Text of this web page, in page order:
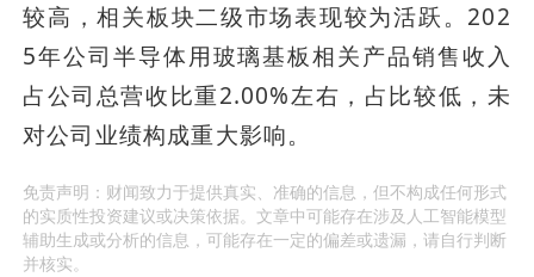
较高，相关板块二级市场表现较为活跃。202
5年公司半导体用玻璃基板相关产品销售收入
占公司总营收比重2.00%左右，占比较低，未
对公司业绩构成重大影响。
免责声明：财闻致力于提供真实、准确的信息，但不构成任何形式
的实质性投资建议或决策依据。文章中可能存在涉及人工智能模型
辅助生成或分析的信息，可能存在一定的偏差或遗漏，请自行判断
并核实。